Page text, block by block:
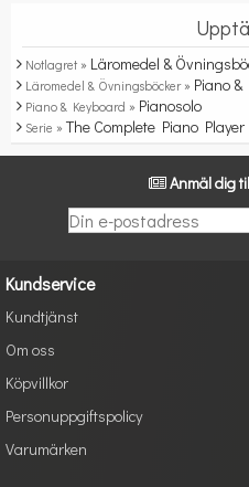
Notlagret » Läromedel &
Läromedel & Övningsböcker » Piano
Piano & Keyboard » Pianosolo
Serie » The Complete Piano Player
Anmäl dig
Kundservice
Kundtjänst
Om oss
Köpvillkor
Personuppgiftspolicy
Varumärken